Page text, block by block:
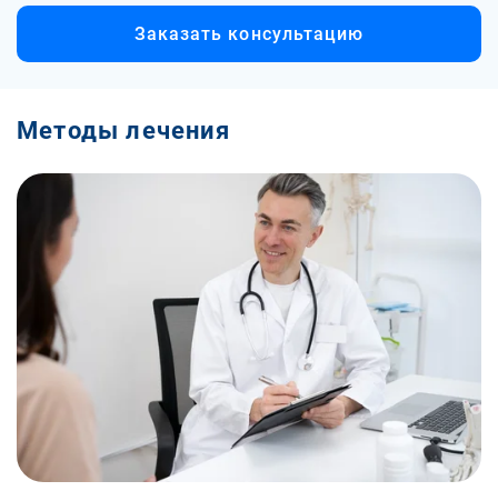
Заказать консультацию
Методы лечения